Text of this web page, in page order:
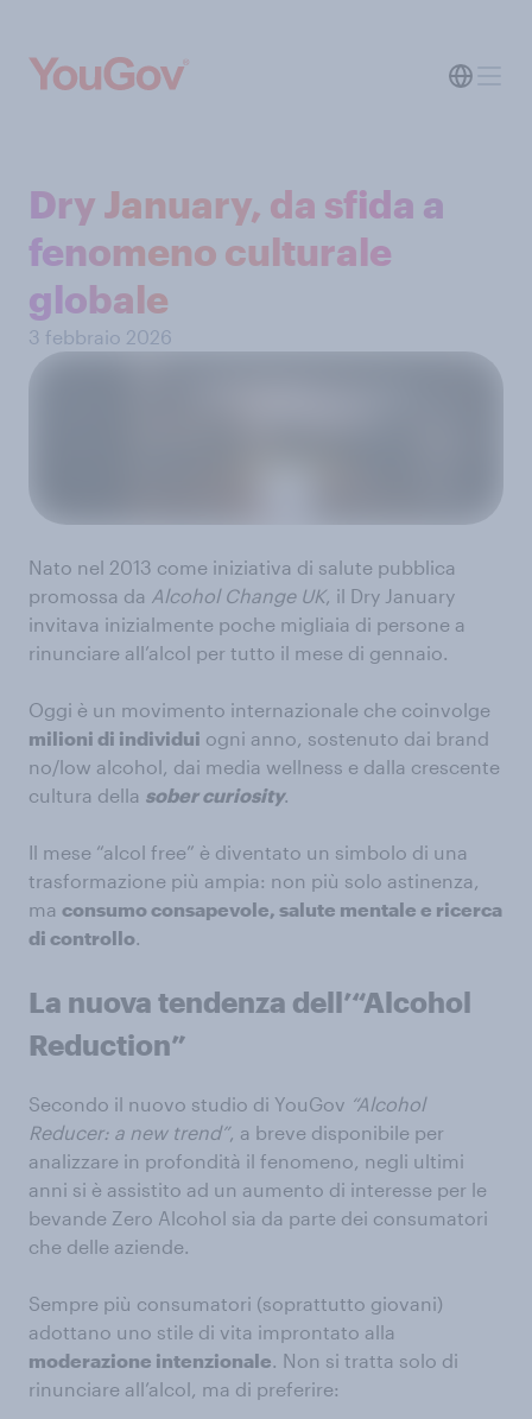
Dry January, da sfida a
fenomeno culturale
globale
3 febbraio 2026
Nato nel 2013 come iniziativa di salute pubblica
promossa da Alcohol Change UK, il Dry January
invitava inizialmente poche migliaia di persone a
rinunciare all’alcol per tutto il mese di gennaio.
Oggi è un movimento internazionale che coinvolge
milioni di individui ogni anno, sostenuto dai brand
no/low alcohol, dai media wellness e dalla crescente
cultura della sober curiosity.
Il mese “alcol free” è diventato un simbolo di una
trasformazione più ampia: non più solo astinenza,
ma consumo consapevole, salute mentale e ricerca
di controllo
La nuova tendenza dell’“Alcohol
Reduction”
Secondo il nuovo studio di YouGov “Alcohol
Reducer: a new trend”, a breve disponibile per
analizzare in profondità il fenomeno, negli ultimi
anni si è assistito ad un aumento di interesse per le
bevande Zero Alcohol sia da parte dei consumatori
che delle aziende.
Sempre più consumatori (soprattutto giovani)
adottano uno stile di vita improntato alla
moderazione intenzionale . Non si tratta solo di
rinunciare all’alcol, ma di preferire: